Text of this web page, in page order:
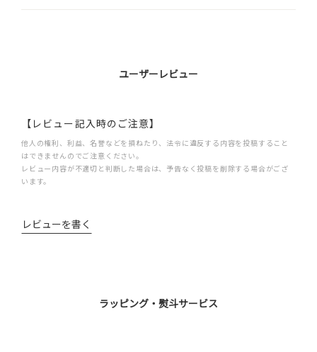
ユーザーレビュー
【レビュー記入時のご注意】
他人の権利、利益、名誉などを損ねたり、法令に違反する内容を投稿すること
はできませんのでご注意ください。
レビュー内容が不適切と判断した場合は、予告なく投稿を削除する場合がござ
います。
レビューを書く
ラッピング・熨斗サービス